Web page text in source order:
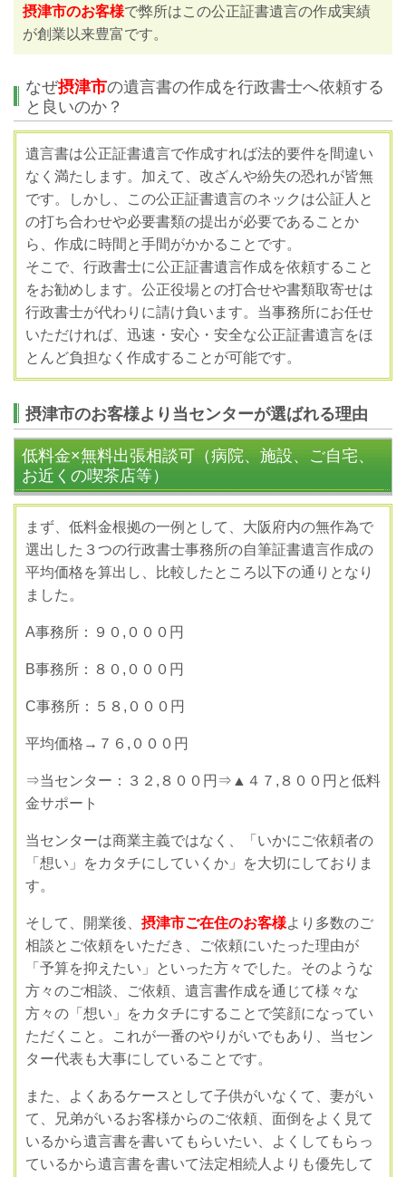
摂津市のお客様で弊所はこの公正証書遺言の作成実績
が創業以来豊富です。
なぜ摂津市の遺言書の作成を行政書士へ依頼する
と良いのか？
遺言書は公正証書遺言で作成すれば法的要件を間違い
なく満たします。加えて、改ざんや紛失の恐れが皆無
です。しかし、この公正証書遺言のネックは公証人と
の打ち合わせや必要書類の提出が必要であることか
ら、作成に時間と手間がかかることです。
そこで、行政書士に公正証書遺言作成を依頼すること
をお勧めします。公正役場との打合せや書類取寄せは
行政書士が代わりに請け負います。当事務所にお任せ
いただければ、迅速・安心・安全な公正証書遺言をほ
とんど負担なく作成することが可能です。
摂津市のお客様より当センターが選ばれる理由
低料金×無料出張相談可（病院、施設、ご自宅、
お近くの喫茶店等）
まず、低料金根拠の一例として、大阪府内の無作為で
選出した３つの行政書士事務所の自筆証書遺言作成の
平均価格を算出し、比較したところ以下の通りとなり
ました。
A事務所：９０ , ０００円
B事務所：８０ , ０００円
C事務所：５８ , ０００円
平均価格→７６ , ０００円
⇒当センター：３２ , ８００円⇒▲４７ , ８００円と低料
金サポート
当センターは商業主義ではなく、「いかにご依頼者の
「想い」をカタチにしていくか」を大切にしておりま
す。
そして、開業後、 摂津市ご在住のお客様より多数のご
相談とご依頼をいただき、ご依頼にいたった理由が
「予算を抑えたい」といった方々でした。そのような
方々のご相談、ご依頼、遺言書作成を通じて様々な
方々の「想い」をカタチにすることで笑顔になってい
ただくこと。これが一番のやりがいでもあり、当セン
ター代表も大事にしていることです。
また、よくあるケースとして子供がいなくて、妻がい
て、兄弟がいるお客様からのご依頼、面倒をよく見て
いるから遺言書を書いてもらいたい、よくしてもらっ
ているから遺言書を書いて法定相続人よりも優先して